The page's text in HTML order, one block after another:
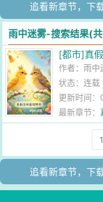
追看新章节，下
雨中迷雾-搜索结果(
[都市]真
作者：雨中
状态：连载
更新时间
最新章节：
追看新章节，下